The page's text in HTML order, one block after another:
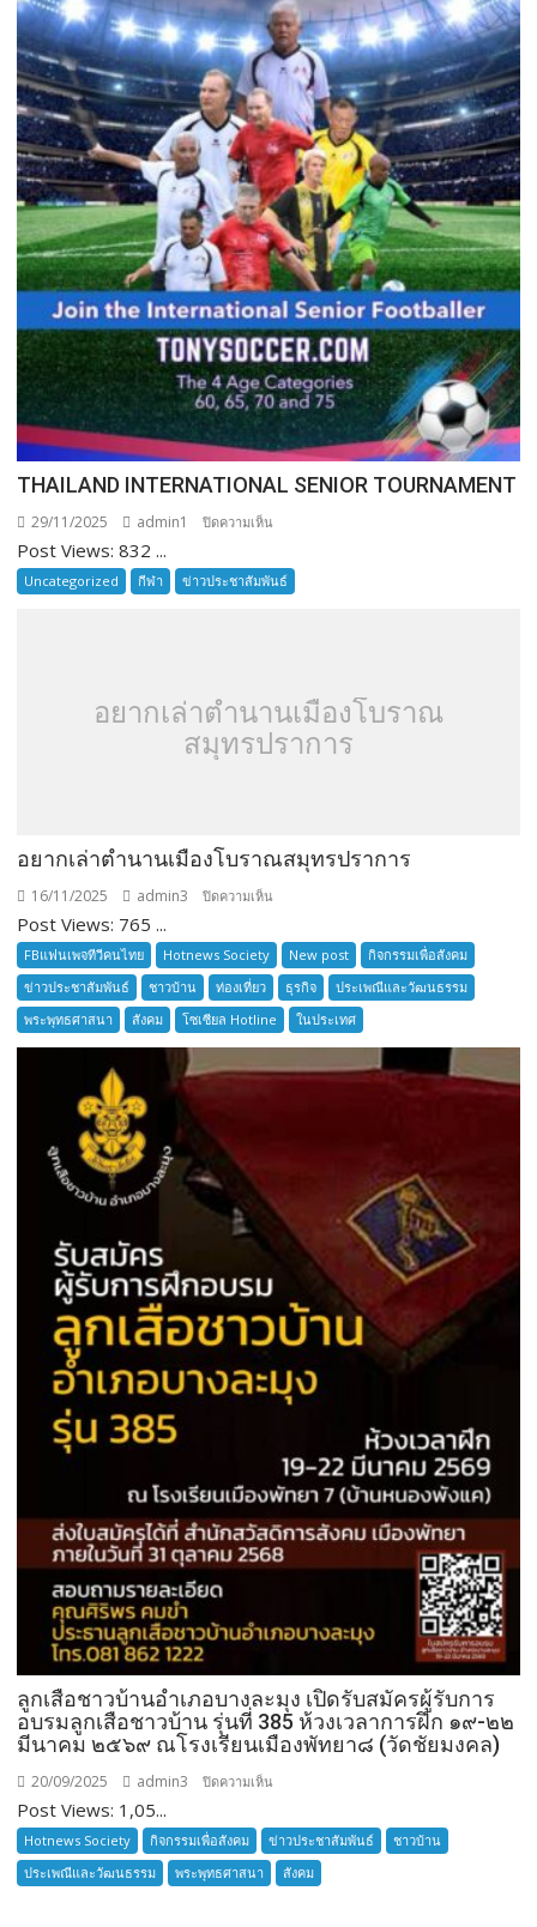
THAILAND INTERNATIONAL SENIOR TOURNAMENT
29/11/2025 admin1 ปิดความเห็น
INTERNATIONAL
SENIOR
Post Views: 832 ...
Uncategorized กีฬา ข่าวประชาสัมพันธ์
อยากเล่าตำนานเมืองโบราณ
สมุทรปราการ
อยากเล่าตำนานเมืองโบราณสมุทรปราการ
16/11/2025 admin3 ปิดความเห็น
เล่า
ตำนาน
เมือง
โบราณ
สมุทรปราการ
Post Views: 765 ...
FBแฟนเพจทีวีคนไทย Hotnews Society New post
กิจกรรมเพื่อสังคม
ข่าวประชาสัมพันธ์
ชาวบ้าน ท่องเที่ยว ธุรกิจ
ประเพณีและวัฒนธรรม
พระพุทธศาสนา
สังคม โซเซียล Hotline ในประเทศ
ลูกเสือชาวบ้านอำเภอบางละมุง เปิดรับสมัครผู้รับการ
อบรมลูกเสือชาวบ้าน รุ่นที่ 385 ห้วงเวลาการฝึก ๑๙-๒๒
มีนาคม ๒๕๖๙ ณโรงเรียนเมืองพัทยา๘ (วัดชัยมงคล)
20/09/2025 admin3 ปิดความเห็น
เสือ
ชาว
บ้าน
Post Views: 1,05...
Hotnews Society กิจกรรมเพื่อสังคม ข่าวประชาสัมพันธ์
ชาวบ้าน
ประเพณีและวัฒนธรรม
พระพุทธศาสนา สังคม